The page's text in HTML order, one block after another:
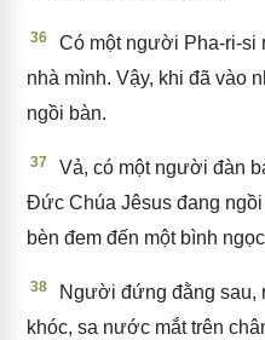
36
Có một người Pha-ri-si
nhà mình. Vậy, khi đã vào
ngồi bàn.
37
Vả, có một người đàn
Đức Chúa Jêsus đang
bèn đem đến một bình
38
Người đứng đằng sau,
khóc, sa nước mắt trên